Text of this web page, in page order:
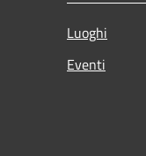
Luoghi
Eventi